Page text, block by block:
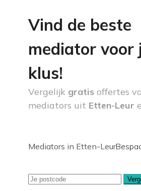
Vind de beste
mediator voor
klus!
Vergelijk gratis offertes
mediators uit Etten-Leur
Mediators in Etten-Leur